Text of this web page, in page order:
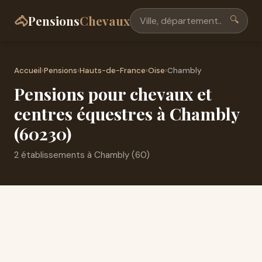
🐴PensionsChevaux 🔍
Accueil›Pensions›Hauts-de-France›Oise›Chambly
Pensions pour chevaux et
centres équestres à Chambly
(60230)
2 établissements à Chambly (60)